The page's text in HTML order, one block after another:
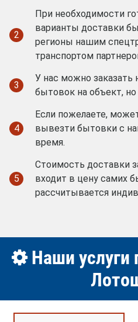
2
При необходимости
варианты доставки
регионы нашим
транспортом
3
У нас можно заказать
бытовок на объект,
4
Если пожелаете,
вывезти бытовки с
время.
5
Стоимость доставки
входит в цену самих
рассчитывается
Наши услуги